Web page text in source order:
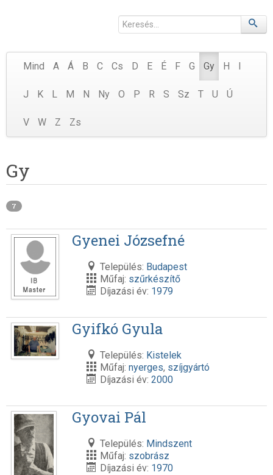
Mind A Á B C Cs D E É F G Gy H
J K L M N Ny O P R S Sz T U Ú
V W Z Zs
Gy
7
Gyenei Józsefné
Település: Budapest
Műfaj: szűrkészítő
Díjazási év: 1979
Gyifkó Gyula
Település: Kistelek
Műfaj: nyerges, szíjgyártó
Díjazási év: 2000
Gyovai Pál
Település: Mindszent
Műfaj: szobrász
Díjazási év: 1970